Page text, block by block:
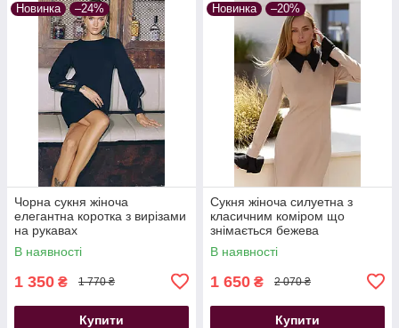
Новинка –24%
Чорна сукня жіноча
елегантна коротка з вирізами
на рукавах
В наявності
1 350 ₴ 1 770 ₴
Купити
Новинка –20%
Сукня жіноча силуетна з
класичним коміром що
знімається бежева
В наявності
1 650 ₴ 2 070 ₴
Купити